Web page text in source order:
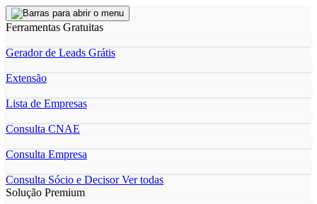
Ferramentas Gratuitas
Gerador de Leads Grátis
Extensão
Lista de Empresas
Consulta CNAE
Consulta Empresa
Consulta Sócio e DecisorVer todas
Solução Premium